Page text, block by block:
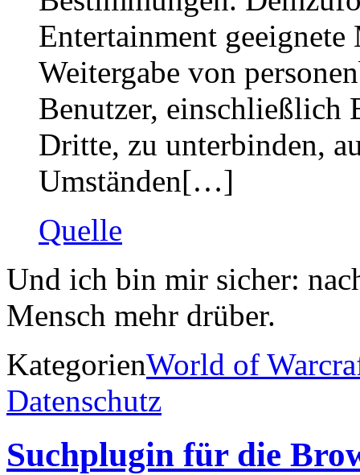
Entertainment
Weitergabe von
Benutzer, einschließlich
Dritte, zu unterbinden,
Umständen[…]
Quelle
Und ich bin mir sicher:
Mensch mehr drüber.
KategorienWorld of
Datenschutz
Suchplugin für die